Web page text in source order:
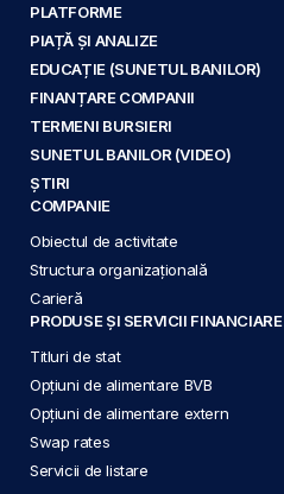
PLATFORME
PIAȚĂ ȘI ANALIZE
EDUCAȚIE (SUNETUL BANILOR)
FINANȚARE COMPANII
TERMENI BURSIERI
SUNETUL BANILOR (VIDEO)
ȘTIRI
COMPANIE
Obiectul de activitate
Structura organizațională
Carieră
PRODUSE ȘI SERVICII FINANCIARE
Titluri de stat
Opțiuni de alimentare BVB
Opțiuni de alimentare extern
Swap rates
Servicii de listare